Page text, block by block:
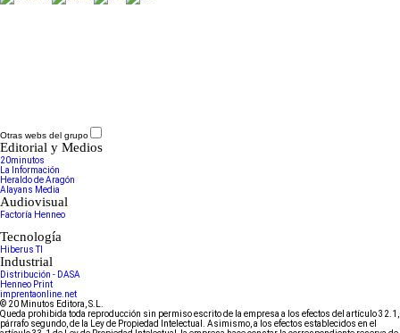
Otras webs del grupo
Editorial y Medios
20minutos
La Información
Heraldo de Aragón
Alayans Media
Audiovisual
Factoría Henneo
Tecnología
Hiberus TI
Industrial
Distribución - DASA
Henneo Print
imprentaonline.net
© 20 Minutos Editora, S.L.
Queda prohibida toda reproducción sin permiso escrito de la empresa a los efectos del artículo 32.1,
párrafo segundo, de la Ley de Propiedad Intelectual. Asimismo, a los efectos establecidos en el